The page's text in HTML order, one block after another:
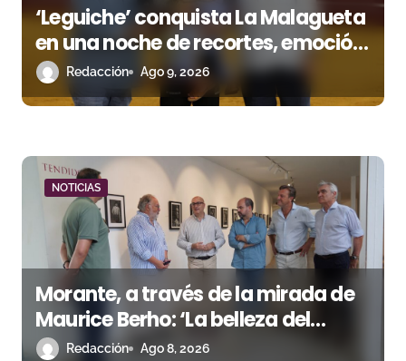
‘Leguiche’ conquista La Malagueta
en una noche de recortes, emoción
y gran ambiente
Redacción Ago 9, 2026
NOTICIAS
Morante, a través de la mirada de
Maurice Berho: ‘La belleza del
misterio’ llega a La Malagueta
Redacción Ago 8, 2026